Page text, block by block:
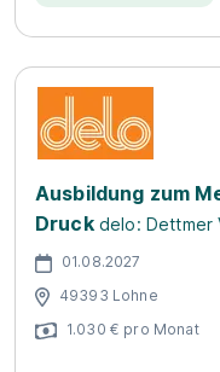
Ausbildung zum
Druck delo: Dettmer
01.08.2027
49393 Lohne
1.030 € pro Monat